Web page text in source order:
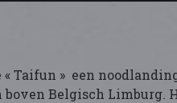
Taifun » een
Belgisch Limburg.